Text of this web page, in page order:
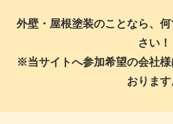
外壁・屋根塗装のことなら、
さい！
※当サイトへ参加希望の会社様
おります